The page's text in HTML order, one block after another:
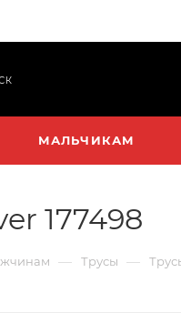
МАЛЬЧИКАМ
177498
— Трусы —